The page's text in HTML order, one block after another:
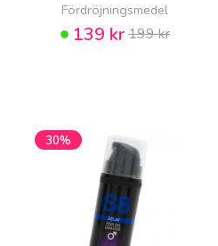
Fördröjningsmedel
139 kr199 kr
30%